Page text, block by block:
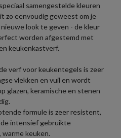
samengestelde kleuren
zo eenvoudig geweest om je
look te geven - de kleur
worden afgestemd met
keukenkastverf.
verf voor keukentegels is zeer
vlekken en vuil en wordt
glazen, keramische en stenen
formule is zeer resistent,
intensief gebruikte
warme keuken.